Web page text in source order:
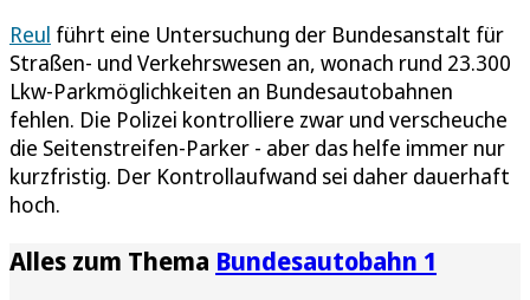
Reul führt eine Untersuchung der Bundesanstalt für
Straßen- und Verkehrswesen an, wonach rund 23.300
Lkw-Parkmöglichkeiten an Bundesautobahnen
fehlen. Die Polizei kontrolliere zwar und verscheuche
die Seitenstreifen-Parker - aber das helfe immer nur
kurzfristig. Der Kontrollaufwand sei daher dauerhaft
hoch.
Alles zum Thema Bundesautobahn 1